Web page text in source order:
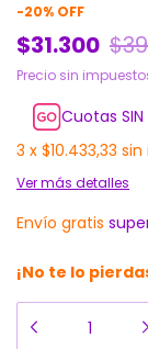
-20% OFF
$31.300
Precio sin
Cuotas
3 x $10.433,33 sin
Ver más detalles
Envío gratis
¡No te lo